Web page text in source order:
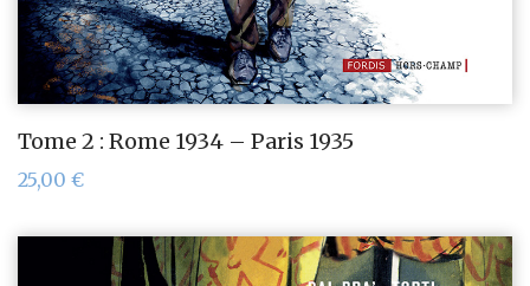
Tome 2 : Rome 1934 – Paris 1935
25,00 €